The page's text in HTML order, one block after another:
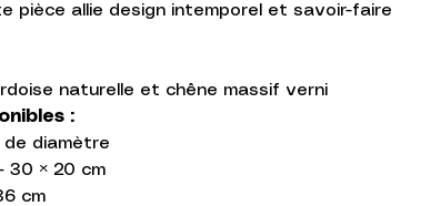
pièce allie design intemporel et savoir-faire
naturelle et chêne massif verni
:
de diamètre
30 × 20 cm
cm